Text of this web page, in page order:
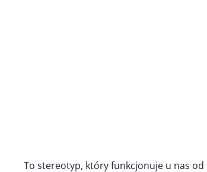
To stereotyp, który funkcjonuje u nas